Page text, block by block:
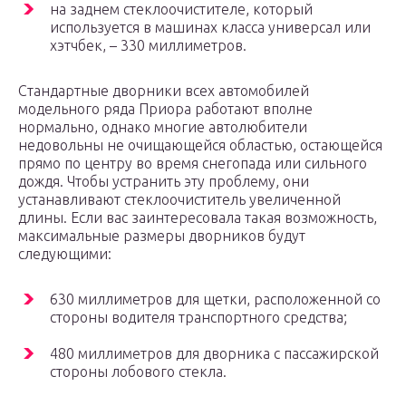
на заднем стеклоочистителе, который
используется в машинах класса универсал или
хэтчбек, – 330 миллиметров.
Стандартные дворники всех автомобилей
модельного ряда Приора работают вполне
нормально, однако многие автолюбители
недовольны не очищающейся областью, остающейся
прямо по центру во время снегопада или сильного
дождя. Чтобы устранить эту проблему, они
устанавливают стеклоочиститель увеличенной
длины. Если вас заинтересовала такая возможность,
максимальные размеры дворников будут
следующими:
630 миллиметров для щетки, расположенной со
стороны водителя транспортного средства;
480 миллиметров для дворника с пассажирской
стороны лобового стекла.